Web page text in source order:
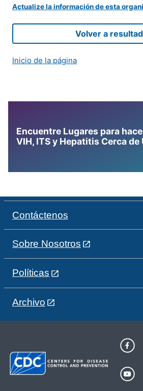
Actualize la información de esta
Volver a
Inicio de la página
Encuentre Lugares para
VIH, ITS y Hepatitis Cerca de
Contáctenos
Sobre Nosotros
Políticas
Archivo